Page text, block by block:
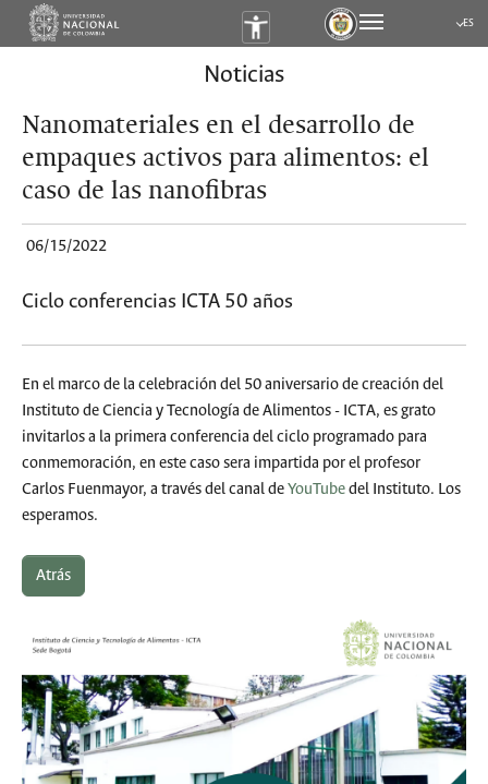
ES
Noticias
Nanomateriales en el desarrollo de
empaques activos para alimentos: el
caso de las nanofibras
06/15/2022
Ciclo conferencias ICTA 50 años
En el marco de la celebración del 50 aniversario de creación del
Instituto de Ciencia y Tecnología de Alimentos - ICTA, es grato
invitarlos a la primera conferencia del ciclo programado para
conmemoración, en este caso sera impartida por el profesor
Carlos Fuenmayor, a través del canal deYouTubedel Instituto. Los
esperamos.
Atrás